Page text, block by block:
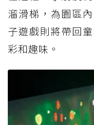
溜滑梯，為園區
子遊戲則將帶回
彩和趣味。